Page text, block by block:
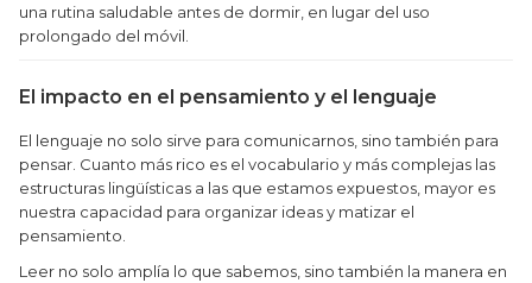
una rutina saludable antes de dormir, en lugar del uso
prolongado del móvil.
El impacto en el pensamiento y el lenguaje
El lenguaje no solo sirve para comunicarnos, sino también para
pensar. Cuanto más rico es el vocabulario y más complejas las
estructuras lingüísticas a las que estamos expuestos, mayor es
nuestra capacidad para organizar ideas y matizar el
pensamiento.
Leer no solo amplía lo que sabemos, sino también la manera en